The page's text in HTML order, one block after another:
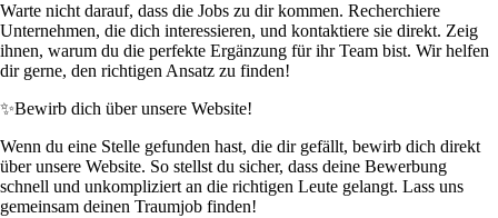
Warte nicht darauf, dass die Jobs zu dir kommen. Recherchiere
Unternehmen, die dich interessieren, und kontaktiere sie direkt. Zeig
ihnen, warum du die perfekte Ergänzung für ihr Team bist. Wir helfen
dir gerne, den richtigen Ansatz zu finden!
✨Bewirb dich über unsere Website!
Wenn du eine Stelle gefunden hast, die dir gefällt, bewirb dich direkt
über unsere Website. So stellst du sicher, dass deine Bewerbung
schnell und unkompliziert an die richtigen Leute gelangt. Lass uns
gemeinsam deinen Traumjob finden!